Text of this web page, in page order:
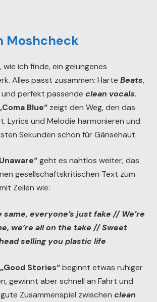
Moshcheck
wie ich finde, ein gelungenes
Alles passt zusammen: Harte Beats,
und perfekt passende clean vocals.
Blue“ zeigt den Weg, den das
Lyrics und Melodie harmonieren und
Sekunden schon für Gänsehaut.
geht es nahtlos weiter, das
gesellschaftskritischen Text zum
Zeilen wie:
same, everyone’s just fake // We’re
we’re all on the take // Sweet
selling you plastic life
„Good Stories“beginnt etwas ruhiger
gewinnt aber schnell an Fahrt und
Zusammenspiel zwischen clean